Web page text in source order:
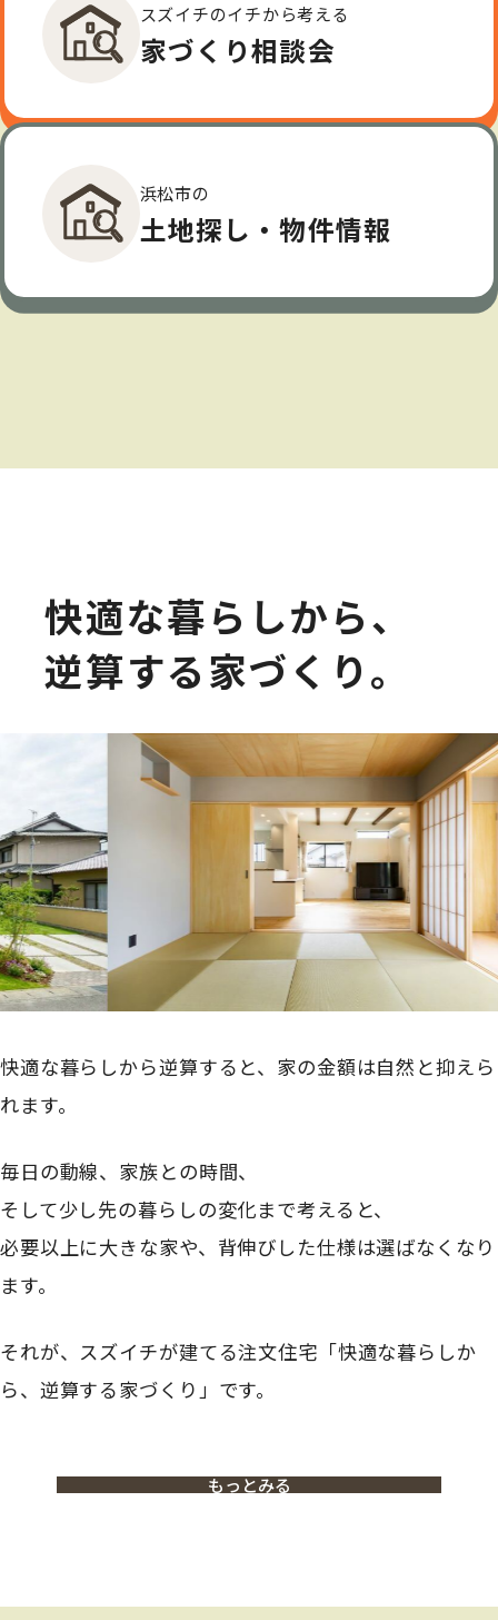
スズイチのイチから考える
家づくり相談会
浜松市の
土地探し・物件情報
快適な暮らしから、
逆算する家づくり。
快適な暮らしから逆算すると、家の金額は自然と抑えら
れます。
毎日の動線、家族との時間、
そして少し先の暮らしの変化まで考えると、
必要以上に大きな家や、背伸びした仕様は選ばなくなり
ます。
それが、スズイチが建てる注文住宅「快適な暮らしか
ら、逆算する家づくり」です。
もっとみる